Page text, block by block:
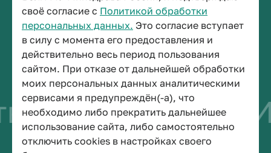
своё согласие с Политикой обработки
персональных данных. Это согласие вступает
в силу с момента его предоставления и
действительно весь период пользования
сайтом. При отказе от дальнейшей обработки
моих персональных данных аналитическими
сервисами я предупреждён(-а), что
необходимо либо прекратить дальнейшее
использование сайта, либо самостоятельно
отключить cookies в настройках своего
+7 (8442) 38-50-05
г. Волгоград, площадь Павших Борцов, зд. 1,
кабинет 3-11
post@volgmed.ru
пн-пт, с 08.30 до 17.00 (перерыв с 12.30 до 13.00)
быть врачом